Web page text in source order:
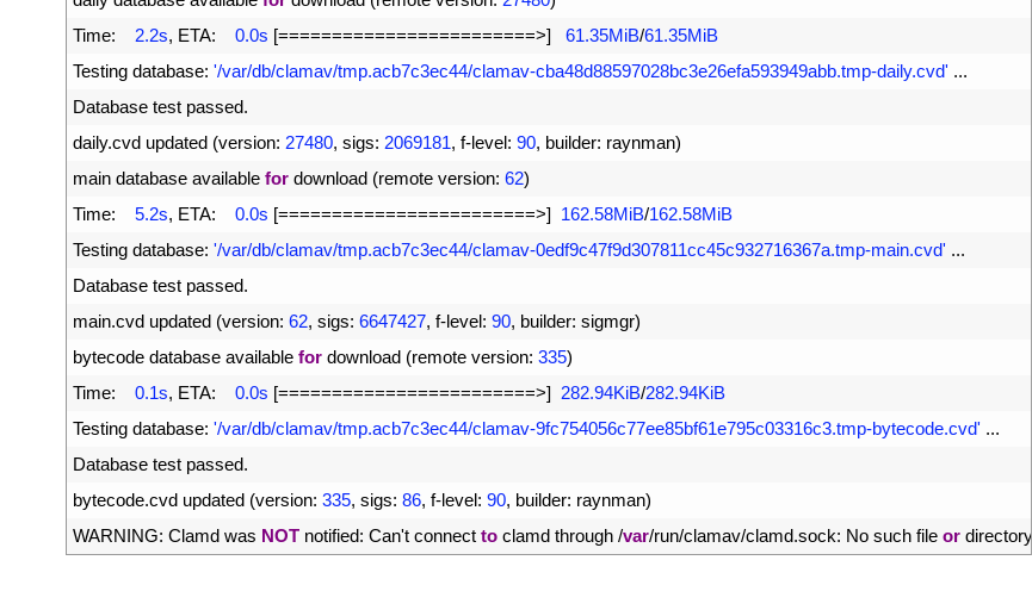
Time: 2.2s, ETA: 0.0s [========================>] 61.35MiB/61.35MiB
Testing database: '/var/db/clamav/tmp.acb7c3ec44/clamav-cba48d88597028bc3e26efa593949abb.tmp-daily.cvd' ...
Database test passed.
daily.cvd updated (version: 27480, sigs: 2069181, f-level: 90, builder: raynman)
main database available for download (remote version: 62)
Time: 5.2s, ETA: 0.0s [========================>] 162.58MiB/162.58MiB
Testing database: '/var/db/clamav/tmp.acb7c3ec44/clamav-0edf9c47f9d307811cc45c932716367a.tmp-main.cvd' ...
Database test passed.
main.cvd updated (version: 62, sigs: 6647427, f-level: 90, builder: sigmgr)
bytecode database available for download (remote version: 335)
Time: 0.1s, ETA: 0.0s [========================>] 282.94KiB/282.94KiB
Testing database: '/var/db/clamav/tmp.acb7c3ec44/clamav-9fc754056c77ee85bf61e795c03316c3.tmp-bytecode.cvd' ...
Database test passed.
bytecode.cvd updated (version: 335, sigs: 86, f-level: 90, builder: raynman)
WARNING: Clamd was NOT notified: Can't connect to clamd through /var/run/clamav/clamd.sock: No such file or directory